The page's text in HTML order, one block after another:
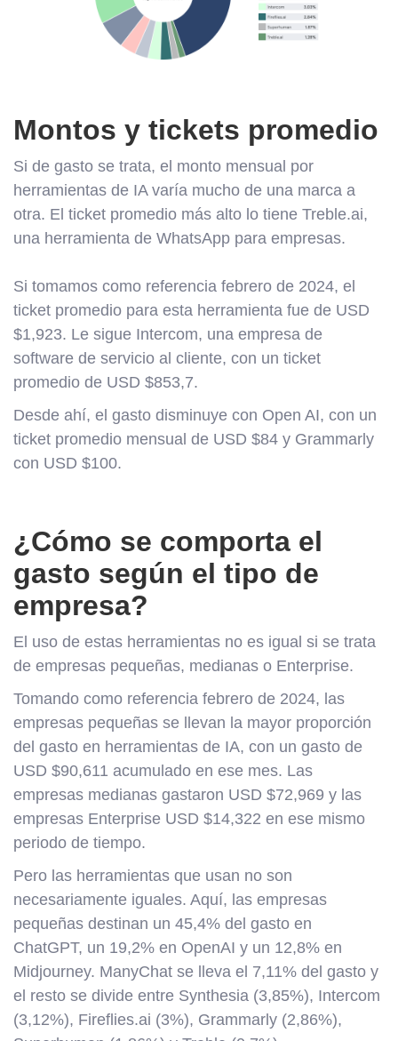
Montos y tickets promedio
Si de gasto se trata, el monto mensual por
herramientas de IA varía mucho de una marca a
otra. El ticket promedio más alto lo tiene Treble.ai,
una herramienta de WhatsApp para empresas.
Si tomamos como referencia febrero de 2024, el
ticket promedio para esta herramienta fue de USD
$1,923. Le sigue Intercom, una empresa de
software de servicio al cliente, con un ticket
promedio de USD $853,7.
Desde ahí, el gasto disminuye con Open AI, con un
ticket promedio mensual de USD $84 y Grammarly
con USD $100.
¿Cómo se comporta el
gasto según el tipo de
empresa?
El uso de estas herramientas no es igual si se trata
de empresas pequeñas, medianas o Enterprise.
Tomando como referencia febrero de 2024, las
empresas pequeñas se llevan la mayor proporción
del gasto en herramientas de IA, con un gasto de
USD $90,611 acumulado en ese mes. Las
empresas medianas gastaron USD $72,969 y las
empresas Enterprise USD $14,322 en ese mismo
periodo de tiempo.
Pero las herramientas que usan no son
necesariamente iguales. Aquí, las empresas
pequeñas destinan un 45,4% del gasto en
ChatGPT, un 19,2% en OpenAI y un 12,8% en
Midjourney. ManyChat se lleva el 7,11% del gasto y
el resto se divide entre Synthesia (3,85%), Intercom
(3,12%), Fireflies.ai (3%), Grammarly (2,86%),